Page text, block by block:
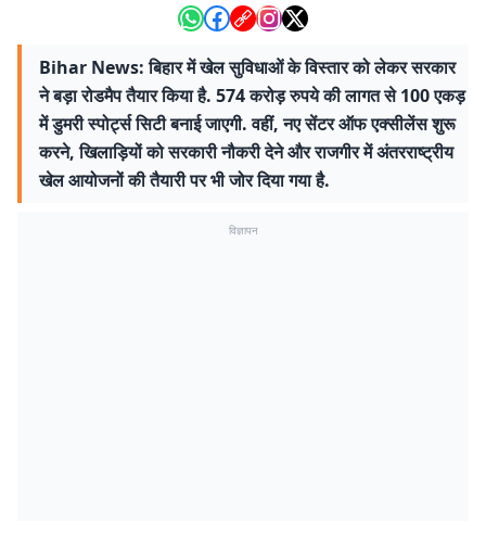
Bihar News: बिहार में खेल सुविधाओं के विस्तार को लेकर सरकार
ने बड़ा रोडमैप तैयार किया है. 574 करोड़ रुपये की लागत से 100 एकड़
में डुमरी स्पोर्ट्स सिटी बनाई जाएगी. वहीं, नए सेंटर ऑफ एक्सीलेंस शुरू
करने, खिलाड़ियों को सरकारी नौकरी देने और राजगीर में अंतरराष्ट्रीय
खेल आयोजनों की तैयारी पर भी जोर दिया गया है.
विज्ञापन